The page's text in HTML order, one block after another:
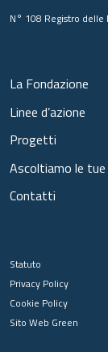
N° 108 Registro delle
La Fondazione
Linee d’azione
Progetti
Ascoltiamo le tue
Contatti
Statuto
Privacy Policy
Cookie Policy
Sito Web Green